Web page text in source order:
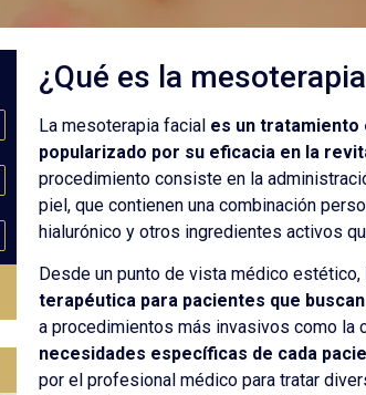
¿Qué es la
La mesoterapia facial es un tratamiento
popularizado por su eficacia en la
procedimiento consiste en la
piel, que contienen una combinación
hialurónico y otros ingredientes activos
Desde un punto de vista médico estético,
terapéutica para pacientes que
a procedimientos más invasivos como la
necesidades específicas de cada
por el profesional médico para tratar